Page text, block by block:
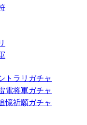
トラリガチャ
電将軍ガチャ
憶祈願ガチャ